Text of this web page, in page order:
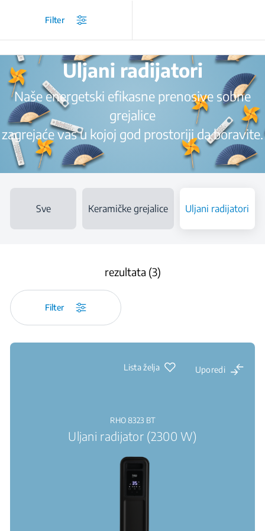
Proizvodi
Uljani radijatori
Naše energetski efikasne prenosive sobne
grejalice
zagrejaće vas u kojoj god prostoriji da boravite.
Sve Keramičke grejalice Uljani radijatori
rezultata (3)
Filter
Lista želja Uporedi
RHO 8323 BT
Uljani radijator (2300 W)
Filter